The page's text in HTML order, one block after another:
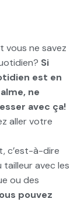
vous ne savez
Si
est en
ne
avec ça!
aller votre
c’est-à-dire
tailleur avec les
ou des
pouvez